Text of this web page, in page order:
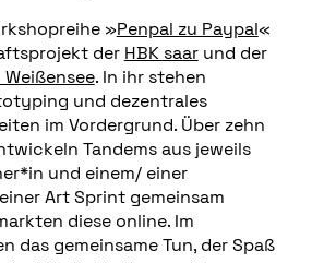
»Penpal zu Paypal«
der HBK saarund der
. In ihr stehen
und dezentrales
im Vordergrund. Über zehn
Tandems aus jeweils
und einem/ einer
Art Sprint gemeinsam
diese online. Im
das gemeinsame Tun, der Spaß